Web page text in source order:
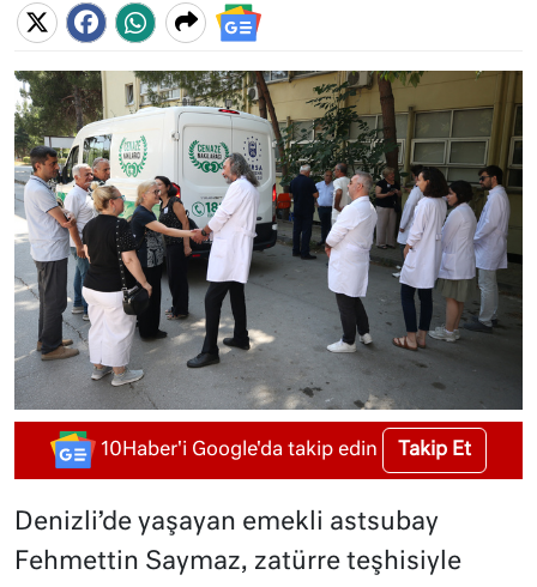
10Haber'i Google'da takip edin Takip Et
Denizli’de yaşayan emekli astsubay
Fehmettin Saymaz, zatürre teşhisiyle